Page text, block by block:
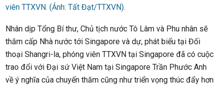
viên TTXVN. (Ảnh: Tất Đạt/TTXVN).
Nhân dịp Tổng Bí thư, Chủ tịch nước Tô Lâm và Phu nhân sẽ
thăm cấp Nhà nước tới Singapore và dự, phát biểu tại Đối
thoại Shangri-la, phóng viên TTXVN tại Singapore đã có cuộc
trao đổi với Đại sứ Việt Nam tại Singapore Trần Phước Anh
về ý nghĩa của chuyến thăm cũng như triển vọng thúc đẩy hơn